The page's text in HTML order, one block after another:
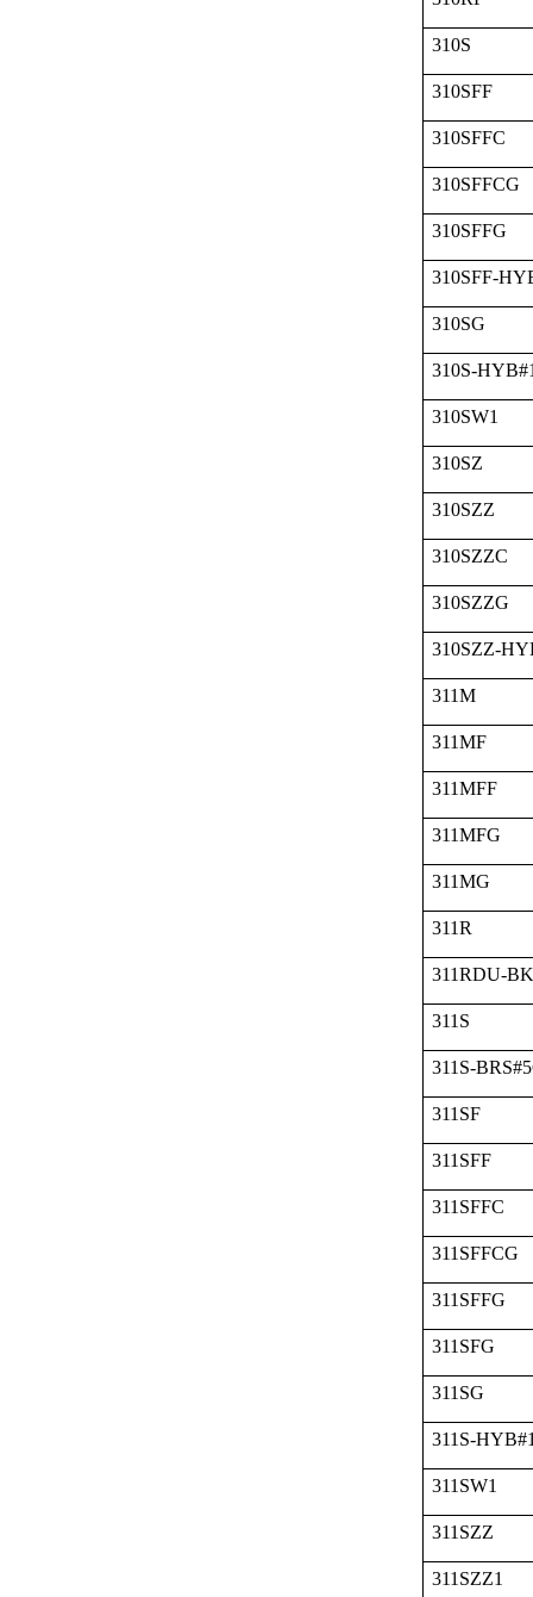
310S
310SFF
310SFFC
310SFFCG
310SFFG
310SFF-
310SG
310S-
310SW1
310SZ
310SZZ
310SZZC
310SZZG
310SZZ-
311M
311MF
311MFF
311MFG
311MG
311R
311RDU-
311S
311S-
311SF
311SFF
311SFFC
311SFFCG
311SFFG
311SFG
311SG
311S-
311SW1
311SZZ
311SZZ1